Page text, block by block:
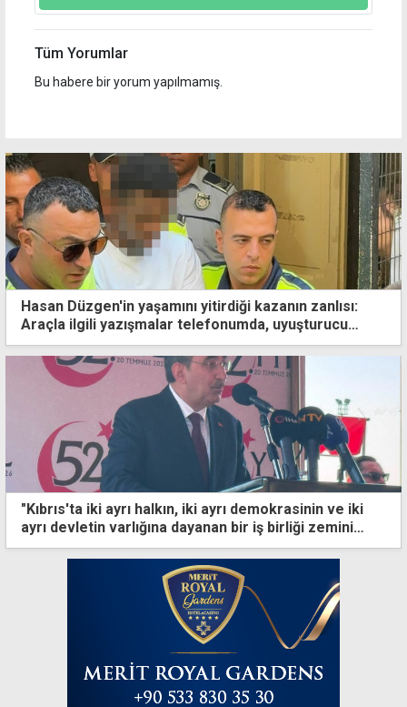
Tüm Yorumlar
Bu habere bir yorum yapılmamış.
Hasan Düzgen'in yaşamını yitirdiği kazanın zanlısı:
Araçla ilgili yazışmalar telefonumda, uyuşturucu
kullanmadım
"Kıbrıs'ta iki ayrı halkın, iki ayrı demokrasinin ve iki
ayrı devletin varlığına dayanan bir iş birliği zemini
oluşturulmalı"